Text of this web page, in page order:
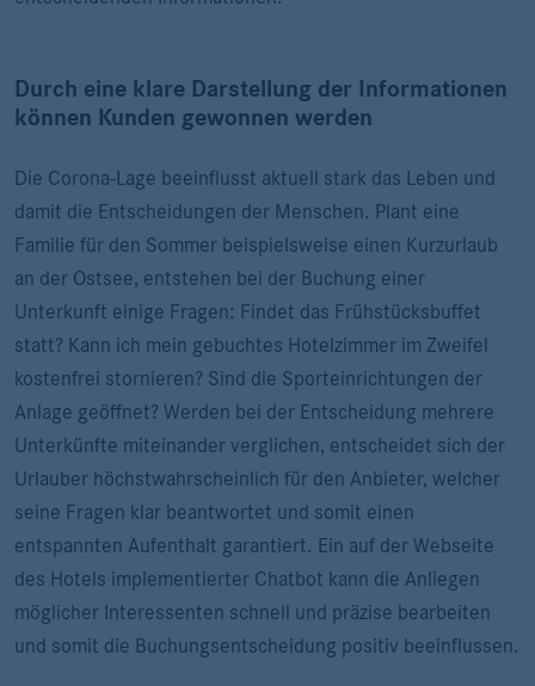
Durch eine klare Darstellung der Informationen
können Kunden gewonnen werden
Die Corona-Lage beeinflusst aktuell stark das Leben und
damit die Entscheidungen der Menschen. Plant eine
Familie für den Sommer beispielsweise einen Kurzurlaub
an der Ostsee, entstehen bei der Buchung einer
Unterkunft einige Fragen: Findet das Frühstücksbuffet
statt? Kann ich mein gebuchtes Hotelzimmer im Zweifel
kostenfrei stornieren? Sind die Sporteinrichtungen der
Anlage geöffnet? Werden bei der Entscheidung mehrere
Unterkünfte miteinander verglichen, entscheidet sich der
Urlauber höchstwahrscheinlich für den Anbieter, welcher
seine Fragen klar beantwortet und somit einen
entspannten Aufenthalt garantiert. Ein auf der Webseite
des Hotels implementierter Chatbot kann die Anliegen
möglicher Interessenten schnell und präzise bearbeiten
und somit die Buchungsentscheidung positiv beeinflussen.